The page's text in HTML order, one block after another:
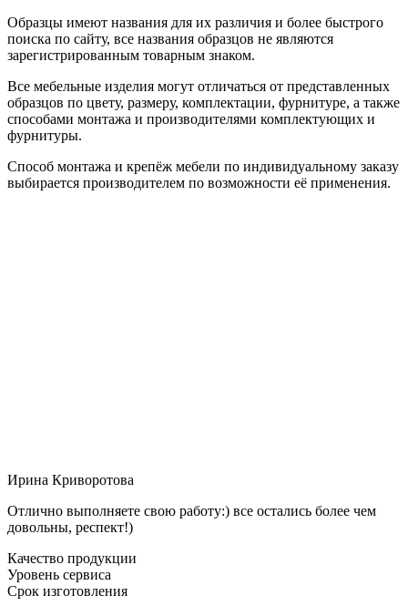
Образцы имеют названия для их различия и более быстрого
поиска по сайту, все названия образцов не являются
зарегистрированным товарным знаком.
Все мебельные изделия могут отличаться от представленных
образцов по цвету, размеру, комплектации, фурнитуре, а также
способами монтажа и производителями комплектующих и
фурнитуры.
Способ монтажа и крепёж мебели по индивидуальному заказу
выбирается производителем по возможности её применения.
Ирина Криворотова
Отлично выполняете свою работу:) все остались более чем
довольны, респект!)
Качество продукции
Уровень сервиса
Срок изготовления